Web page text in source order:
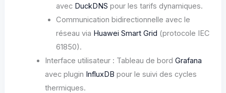
avec DuckDNS pour les tarifs dynamiques.
Communication bidirectionnelle avec le
réseau via Huawei Smart Grid (protocole IEC
61850).
Interface utilisateur : Tableau de bordGrafana
avec plugin InfluxDB pour le suivi des cycles
thermiques.